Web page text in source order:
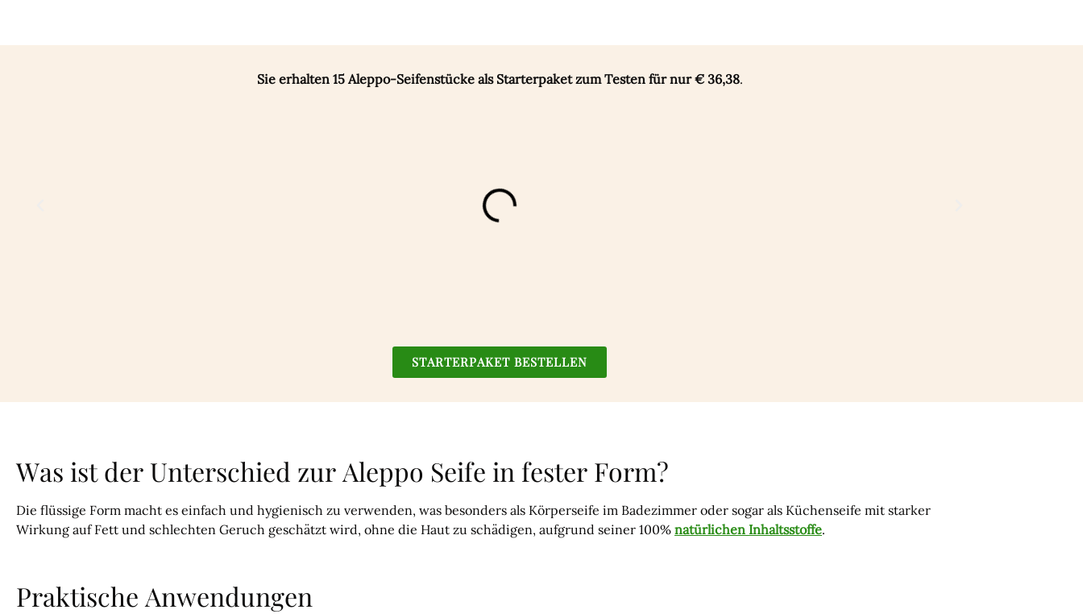
Sie erhalten 15 Aleppo-Seifenstücke als Starterpaket zum Testen für nur € 36,38.
STARTERPAKET BESTELLEN
Was ist der Unterschied zur Aleppo Seife in fester Form?
Die flüssige Form macht es einfach und hygienisch zu verwenden, was besonders als Körperseife im Badezimmer oder sogar als Küchenseife mit starker
Wirkung auf Fett und schlechten Geruch geschätzt wird, ohne die Haut zu schädigen, aufgrund seiner 100% natürlichen Inhaltsstoffe.
Praktische Anwendungen